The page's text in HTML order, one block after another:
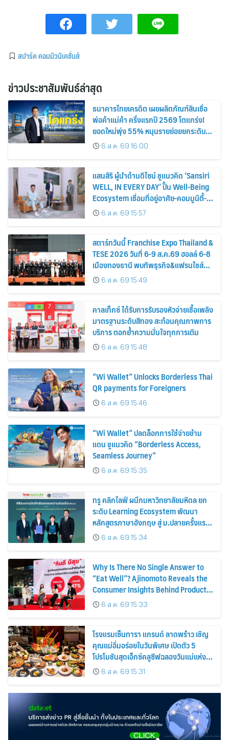
สปาร์ค คอมมิวนิเคชั่นส์
ข่าวประชาสัมพันธ์ล่าสุด
ธนาคารไทยเครดิต เผยผลิตภัณฑ์สินเชื่อ
พ่อค้าแม่ค้า ครึ่งแรกปี 2569 โตแกร่ง!
ยอดใหม่พุ่ง 55% หนุนรายย่อยยกระดับสู่
ดิจิทัลเต็มรูปแบบ
6 ส.ค. 69 16:00
แสนสิริ ผู้นำด้านดีไซน์ ชูแนวคิด ‘Sansiri
WELL, IN EVERY DAY’ ปั้น Well-Being
Ecosystem เชื่อมที่อยู่อาศัย-คอมมูนิตี้-
บริการ-ไลฟ์สไตล์ เซ็ตมาตรฐานใหม่อสัง
หาฯ ไทย
6 ส.ค. 69 15:57
สตาร์ทวันนี้ Franchise Expo Thailand &
TESE 2026 วันที่ 6-9 ส.ค.69 ฮอลล์ 6-8
เมืองทองธานี พบทัพธุรกิจ&แฟรนไชส์
ซัพพลายเออร์สินค้า เติมรายได้ช่วย
เศรษฐกิจไทย
6 ส.ค. 69 15:49
คาลเท็กซ์ ได้รับการรับรองหัวจ่ายเชื้อเพลิง
มาตรฐานระดับสีทอง สะท้อนคุณภาพการ
บริการ ตอกย้ำความมั่นใจทุกการเติม
6 ส.ค. 69 15:48
“Wi Wallet” Unlocks Borderless Thai
QR payments for Foreigners
6 ส.ค. 69 15:46
“Wi Wallet” ปลดล็อกการใช้จ่ายข้าม
แดน ชูแนวคิด “Borderless Access,
Seamless Journey”
6 ส.ค. 69 15:35
ทรู คลิกไลฟ์ ผนึกมหาวิทยาลัยมหิดล ยก
ระดับ Learning Ecosystem พัฒนา
หลักสูตรภาษาอังกฤษ สู่ ม.ปลายครั้งแรก!
พร้อมใช้ปีการศึกษา 2570
6 ส.ค. 69 15:34
Why Is There No Single Answer to
“Eat Well”? Ajinomoto Reveals the
Consumer Insights Behind Product
Innovation for Every Lifestyle
6 ส.ค. 69 15:33
โรงแรมเซ็นทารา แกรนด์ ลาดพร้าว เชิญ
คุณแม่อิ่มอร่อยในวันพิเศษ เปิดตัว 5
โปรโมชันสุดเอ็กซ์คลูซีฟฉลองวันแม่แห่ง
ชาติ6 ส.ค. 69 15:31